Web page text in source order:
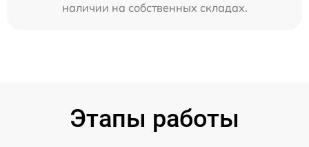
наличии на собственных складах.
Этапы работы